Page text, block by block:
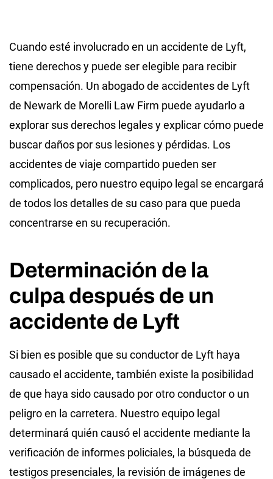
Cuando esté involucrado en un accidente de Lyft,
tiene derechos y puede ser elegible para recibir
compensación. Un abogado de accidentes de Lyft
de Newark de Morelli Law Firm puede ayudarlo a
explorar sus derechos legales y explicar cómo puede
buscar daños por sus lesiones y pérdidas. Los
accidentes de viaje compartido pueden ser
complicados, pero nuestro equipo legal se encargará
de todos los detalles de su caso para que pueda
concentrarse en su recuperación.
Determinación de la
culpa después de un
accidente de Lyft
Si bien es posible que su conductor de Lyft haya
causado el accidente, también existe la posibilidad
de que haya sido causado por otro conductor o un
peligro en la carretera. Nuestro equipo legal
determinará quién causó el accidente mediante la
verificación de informes policiales, la búsqueda de
testigos presenciales, la revisión de imágenes de